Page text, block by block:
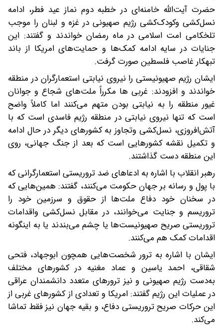
حضرت آیت‌الله خامنه‌ای در خطبه دوم نماز عید فطر، ادامه
نسل‌کشی وکودک‌کشی رژیم صهیونی در غزه و لبنان را موجب
تلخکامی امت اسلامی در ماه رمضان خواندند و گفتند: این
جنایات در سایه ادامه کمک‌ها و حمایت‌های امریکا از باند
تبهکار غاصب فلسطین صورت گرفت.
ایشان رژیم صهیونیستی را نیروی نیابتی استعمارگران در منطقه
خواندند و افزودند: غربی ها مکرراً ملت‌های شجاع و جوانان
غیور منطقه را به نیابتی بودن متهم می‌کنند اما کاملاً واضح
است که تنها نیروی نیابتی در منطقه رژیم فاسدی است که با
آتش‌افروزی، نسل‌کشی وتجاوز به کشورهای دیگر در حال ادامه
و تکمیل نقشه کشورهایی است که بعد از جنگ جهانی، روی
این منطقه دست گذاشتند.
رهبر انقلاب با اشاره به ادعاهای ضد تروریستی استعمارگرانی که
با پول و رسانه بر جهان حکومت می‌کنند، گفتند: همین‌هایی که
در سخنان خود دفاع ملت‌ها از حقوق و سرزمین خود را
تروریسم و جنایت می‌خوانند، در مقابل نسل‌کشی واقدامات
تروریستی صریح صهیونیست‌ها یا چشم می‌بندند یا به اینگونه
اقدامات کمک هم می‌کنند.
ایشان با اشاره به ترور شخصت‌هایی همچون ابوجهاد، فتحی
شقاقی، احمد یاسین و عماد مغنیه در کشورهای مختلف
به‌دست رژیم صهیونی و نیز ترورهای متعدد دانشمندان عراقی
در عملیات این رژیم گفتند: امریکا و تعدادی از کشورهای غربی از
این حرکات صریح تروریستی دفاع، و بقیه جهان نیز فقط تماشا
می‌کند.